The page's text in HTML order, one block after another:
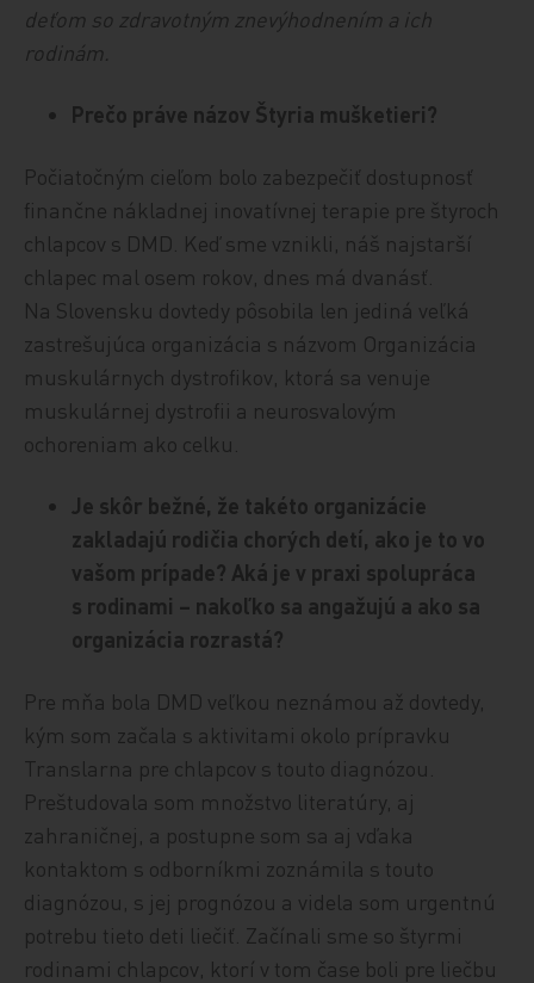
deťom so zdravotným znevýhodnením a ich
rodinám.
Prečo práve názov Štyria mušketieri?
Počiatočným cieľom bolo zabezpečiť dostupnosť
finančne nákladnej inovatívnej terapie pre štyroch
chlapcov s DMD. Keď sme vznikli, náš najstarší
chlapec mal osem rokov, dnes má dvanásť.
Na Slovensku dovtedy pôsobila len jediná veľká
zastrešujúca organizácia s názvom Organizácia
muskulárnych dystrofikov, ktorá sa venuje
muskulárnej dystrofii a neurosvalovým
ochoreniam ako celku.
Je skôr bežné, že takéto organizácie
zakladajú rodičia chorých detí, ako je to vo
vašom prípade? Aká je v praxi spolupráca
s rodinami – nakoľko sa angažujú a ako sa
organizácia rozrastá?
Pre mňa bola DMD veľkou neznámou až dovtedy,
kým som začala s aktivitami okolo prípravku
Translarna pre chlapcov s touto diagnózou.
Preštudovala som množstvo literatúry, aj
zahraničnej, a postupne som sa aj vďaka
kontaktom s odborníkmi zoznámila s touto
diagnózou, s jej prognózou a videla som urgentnú
potrebu tieto deti liečiť. Začínali sme so štyrmi
rodinami chlapcov, ktorí v tom čase boli pre liečbu